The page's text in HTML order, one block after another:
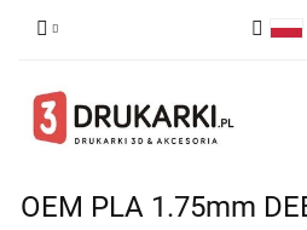
English
OEM PLA 1.75mm